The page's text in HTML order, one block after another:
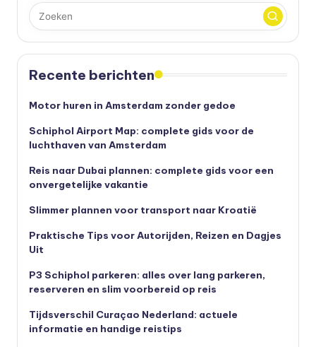
Recente berichten
Motor huren in Amsterdam zonder gedoe
Schiphol Airport Map: complete gids voor de
luchthaven van Amsterdam
Reis naar Dubai plannen: complete gids voor een
onvergetelijke vakantie
Slimmer plannen voor transport naar Kroatië
Praktische Tips voor Autorijden, Reizen en Dagjes
Uit
P3 Schiphol parkeren: alles over lang parkeren,
reserveren en slim voorbereid op reis
Tijdsverschil Curaçao Nederland: actuele
informatie en handige reistips